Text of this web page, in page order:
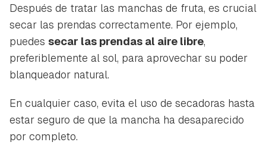
Después de tratar las manchas de fruta, es crucial
secar las prendas correctamente. Por ejemplo,
puedes secar las prendas al aire libre,
preferiblemente al sol, para aprovechar su poder
blanqueador natural.
En cualquier caso, evita el uso de secadoras hasta
estar seguro de que la mancha ha desaparecido
por completo.